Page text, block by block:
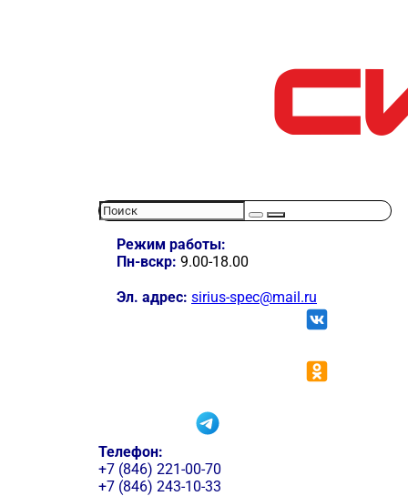
Режим работы:
Пн-вскр: 9.00-18.00
Эл. адрес: sirius-spec@mail.ru
Телефон:
+7 (846) 221-00-70
+7 (846) 243-10-33